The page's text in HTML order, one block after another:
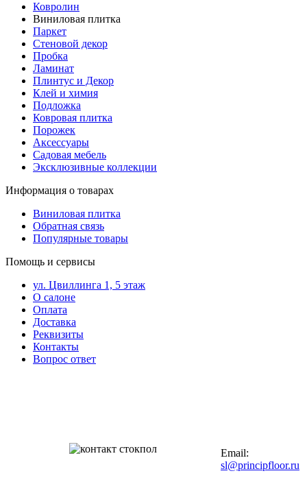
Ковролин
Виниловая плитка
Паркет
Стеновой декор
Пробка
Ламинат
Плинтус и Декор
Клей и химия
Подложка
Ковровая плитка
Порожек
Аксессуары
Садовая мебель
Эксклюзивные коллекции
Информация о товарах
Виниловая плитка
Обратная связь
Популярные товары
Помощь и сервисы
ул. Цвиллинга 1, 5 этаж
О салоне
Оплата
Доставка
Реквизиты
Контакты
Вопрос ответ
Email:
sl@principfloor.ru